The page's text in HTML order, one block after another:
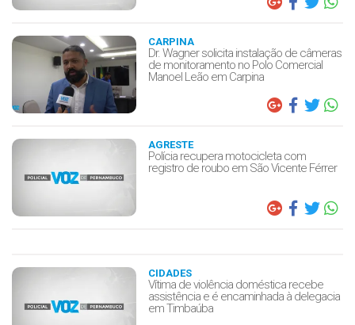
CARPINA
Dr. Wagner solicita instalação de câmeras
de monitoramento no Polo Comercial
Manoel Leão em Carpina
AGRESTE
Polícia recupera motocicleta com
registro de roubo em São Vicente Férrer
CIDADES
Vítima de violência doméstica recebe
assistência e é encaminhada à delegacia
em Timbaúba